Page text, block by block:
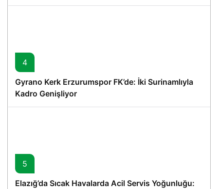
4
Gyrano Kerk Erzurumspor FK’de: İki Surinamlıyla
Kadro Genişliyor
5
Elazığ’da Sıcak Havalarda Acil Servis Yoğunluğu: